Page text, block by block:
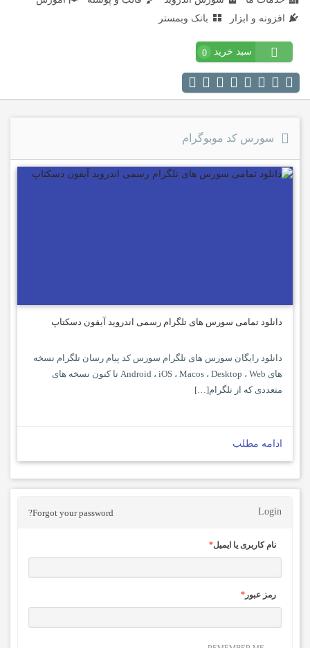
افزونه و ابزار
بانک وبمستر
سبد خرید 0
سورس کد موبوگرام
دانلود تمامی سورس های تلگرام رسمی اندروید آیفون دسکتاپ
دانلود رایگان سورس های تلگرام سورس کد پیام رسان تلگرام نسخه
های Android ، iOS ، Macos ، Desktop ، Web تا کنون نسخه های
متعددی که از تلگرام[…]
ادامه مطلب
Login
Forgot your password?
نام کاربری یا ایمیل*
رمز عبور *